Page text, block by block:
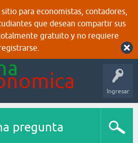
para economistas, contadores,
que desean compartir sus
gratuito y no requiere
Ingresar
pregunta